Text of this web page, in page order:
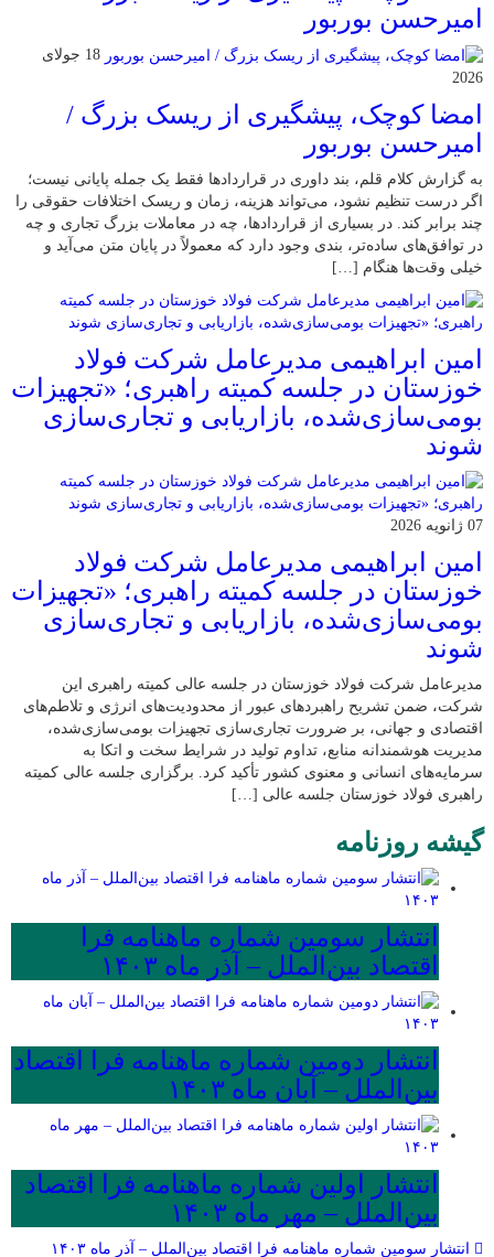
امیرحسن بوربور
18 جولای
2026
امضا کوچک، پیشگیری از ریسک بزرگ /
امیرحسن بوربور
به گزارش کلام قلم، بند داوری در قراردادها فقط یک جمله پایانی نیست؛
اگر درست تنظیم نشود، می‌تواند هزینه، زمان و ریسک اختلافات حقوقی را
چند برابر کند. در بسیاری از قراردادها، چه در معاملات بزرگ تجاری و چه
در توافق‌های ساده‌تر، بندی وجود دارد که معمولاً در پایان متن می‌آید و
خیلی وقت‌ها هنگام […]
امین ابراهیمی مدیرعامل شرکت فولاد
خوزستان در جلسه کمیته راهبری؛ «تجهیزات
بومی‌سازی‌شده، بازاریابی و تجاری‌سازی
شوند
07 ژانویه 2026
امین ابراهیمی مدیرعامل شرکت فولاد
خوزستان در جلسه کمیته راهبری؛ «تجهیزات
بومی‌سازی‌شده، بازاریابی و تجاری‌سازی
شوند
مدیرعامل شرکت فولاد خوزستان در جلسه عالی کمیته راهبری این
شرکت، ضمن تشریح راهبردهای عبور از محدودیت‌های انرژی و تلاطم‌های
اقتصادی و جهانی، بر ضرورت تجاری‌سازی تجهیزات بومی‌سازی‌شده،
مدیریت هوشمندانه منابع، تداوم تولید در شرایط سخت و اتکا به
سرمایه‌های انسانی و معنوی کشور تأکید کرد. برگزاری جلسه عالی کمیته
راهبری فولاد خوزستان جلسه عالی […]
گیشه روزنامه
انتشار سومین شماره ماهنامه فرا
اقتصاد بین‌الملل – آذر ماه ۱۴۰۳
انتشار دومین شماره ماهنامه فرا اقتصاد
بین‌الملل – آبان ماه ۱۴۰۳
انتشار اولین شماره ماهنامه فرا اقتصاد
بین‌الملل – مهر ماه ۱۴۰۳
انتشار سومین شماره ماهنامه فرا اقتصاد بین‌الملل – آذر ماه ۱۴۰۳